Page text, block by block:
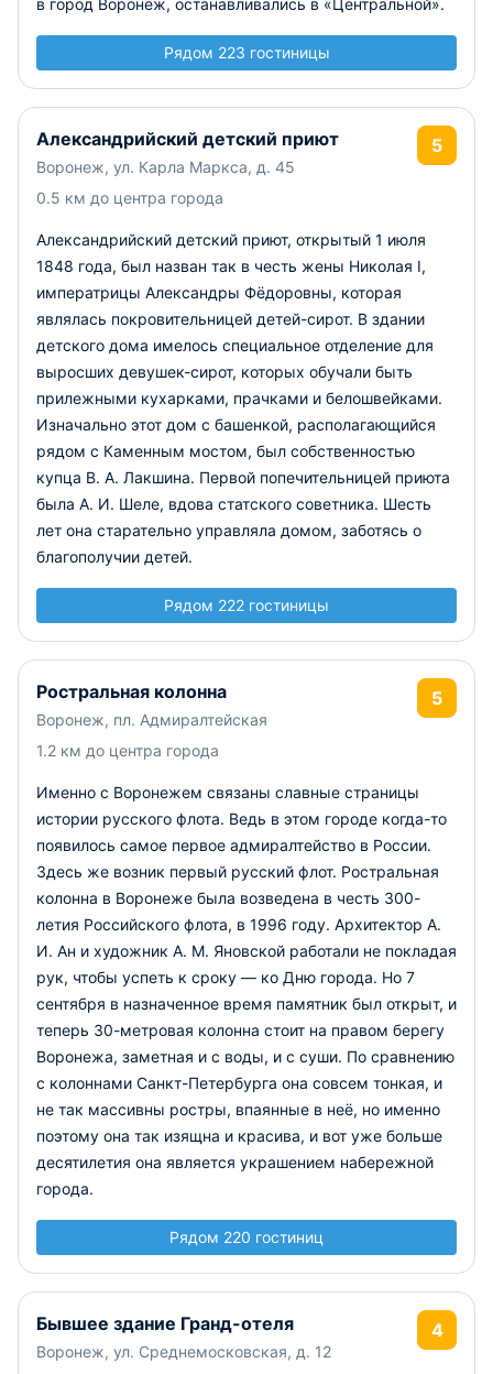
в город Воронеж, останавливались в «Центральной».
Рядом 223 гостиницы
Александрийский детский приют
Воронеж, ул. Карла Маркса, д. 45
0.5 км до центра города
5
Александрийский детский приют, открытый 1 июля
1848 года, был назван так в честь жены Николая I,
императрицы Александры Фёдоровны, которая
являлась покровительницей детей-сирот. В здании
детского дома имелось специальное отделение для
выросших девушек-сирот, которых обучали быть
прилежными кухарками, прачками и белошвейками.
Изначально этот дом с башенкой, располагающийся
рядом с Каменным мостом, был собственностью
купца В. А. Лакшина. Первой попечительницей приюта
была А. И. Шеле, вдова статского советника. Шесть
лет она старательно управляла домом, заботясь о
благополучии детей.
Рядом 222 гостиницы
Ростральная колонна
Воронеж, пл. Адмиралтейская
1.2 км до центра города
5
Именно с Воронежем связаны славные страницы
истории русского флота. Ведь в этом городе когда-то
появилось самое первое адмиралтейство в России.
Здесь же возник первый русский флот. Ростральная
колонна в Воронеже была возведена в честь 300-
летия Российского флота, в 1996 году. Архитектор А.
И. Ан и художник А. М. Яновской работали не покладая
рук, чтобы успеть к сроку — ко Дню города. Но 7
сентября в назначенное время памятник был открыт, и
теперь 30-метровая колонна стоит на правом берегу
Воронежа, заметная и с воды, и с суши. По сравнению
с колоннами Санкт-Петербурга она совсем тонкая, и
не так массивны ростры, впаянные в неё, но именно
поэтому она так изящна и красива, и вот уже больше
десятилетия она является украшением набережной
города.
Рядом 220 гостиниц
Бывшее здание Гранд-отеля
Воронеж, ул. Среднемосковская, д. 12
4